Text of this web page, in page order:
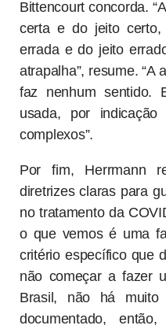
Bittencourt concorda.
certa e do jeito
errada e do jeito
atrapalha”, resume. “A
faz nenhum sentido.
usada, por
complexos”.
Por fim, Herrmann
diretrizes claras para
no tratamento da
o que vemos é uma
critério específico que
não começar a fazer
Brasil, não há muito
documentado,